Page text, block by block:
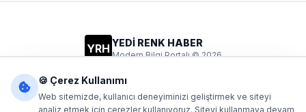
YRH YEDİ RENK HABER
Modern Bilgi Portalı © 2026
🍪 Çerez Kullanımı
Web sitemizde, kullanıcı deneyiminizi geliştirmek ve siteyi
analiz etmek için çerezler kullanıyoruz. Siteyi kullanmaya devam